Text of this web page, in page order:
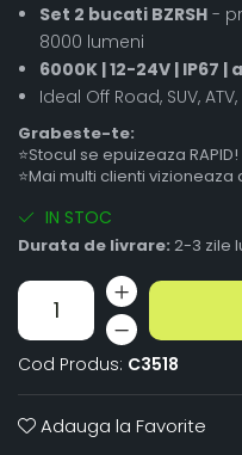
Set 2 bucati BZRSH -
8000 lumeni
6000K | 12-24V | IP67 |
Ideal Off Road, SUV,
Grabeste-te:
⭐Stocul se epuizeaza RAPID!
⭐Mai multi clienti
IN STOC
Durata de livrare: 2-3 zile
Cod Produs: C3518
Adauga la Favorite